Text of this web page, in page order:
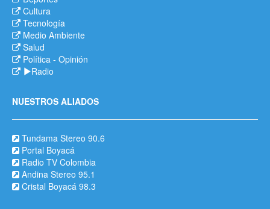
Cultura
Tecnología
Medio Ambiente
Salud
Política - Opinión
Radio
NUESTROS ALIADOS
Tundama Stereo 90.6
Portal Boyacá
Radio TV Colombia
Andina Stereo 95.1
Cristal Boyacá 98.3